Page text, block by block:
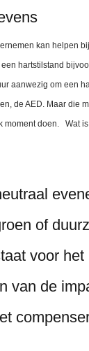
kan helpen
hartstilstand
aanwezig om een
de AED. Maar die
moment doen. Wat
of
voor het
van de